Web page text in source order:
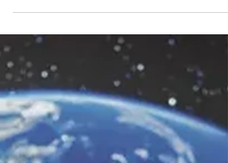
一套工作流程通吃三種影視大片 在當今的影
視市場中，影視創作者們常面臨巨大的挑戰
製作預算不斷緊縮，但觀眾與導演對視覺創
的要求卻越來越高！ 面對這樣的兩難，美國
頂尖電視網特效團隊 CBS VFX LA 給出了完
美的答案——那就是「虛擬製作（Virtual
Production）」。 正體中文影片： 在短短幾
週內，CBS VFX LA 接連完成了三個截然不
同的頂級製作（音樂巨星 John Legend 質感